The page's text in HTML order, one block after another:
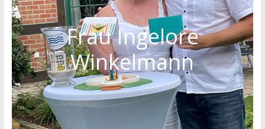
Frau Ingelore
Winkelmann